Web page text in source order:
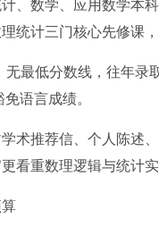
数学、应用数学本
统计三门核心先修课
低分数线，往年录
语言成绩。
推荐信、个人陈述
看重数理逻辑与统计实